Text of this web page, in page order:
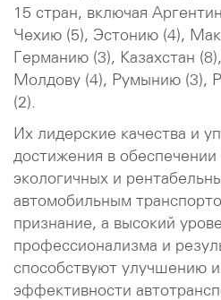
15 стран, включая
Чехию (5), Эстонию (4),
Германию (3), Казахстан
Молдову (4), Румынию (3),
(2).
Их лидерские качества и
достижения в
экологичных и
автомобильным
признание, а высокий
профессионализма и
способствуют улучшению
эффективности